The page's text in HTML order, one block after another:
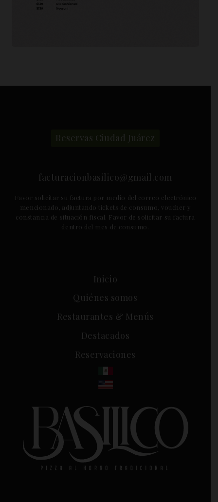
Inicio
Quiénes somos
Restaurantes & Menús
Destacados
Reservaciones
Reservas Ciudad Juárez
facturacionbasilico@gmail.com
Favor solicitar su factura por medio del correo electrónico
mencionado, adjuntando tickets de consumo, voucher y
constancia de situación fiscal. Favor de solicitar su factura
dentro del mes de consumo.